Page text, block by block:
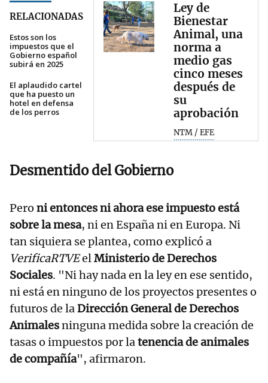
RELACIONADAS
Estos son los
impuestos que el
Gobierno español
subirá en 2025
El aplaudido cartel
que ha puesto un
hotel en defensa
de los perros
Ley de
Bienestar
Animal, una
norma a
medio gas
cinco meses
después de
su
aprobación
NTM / EFE
Desmentido del Gobierno
Pero ni entonces ni ahora ese impuesto está
sobre la mesa, ni en España ni en Europa. Ni
tan siquiera se plantea, como explicó a
VerificaRTVEelMinisterio de Derechos
Sociales. "Ni hay nada en la ley en ese sentido,
ni está en ninguno de los proyectos presentes o
futuros de laDirección General de Derechos
Animalesninguna medida sobre la creación de
tasas o impuestos por latenencia de animales
de compañía", afirmaron.